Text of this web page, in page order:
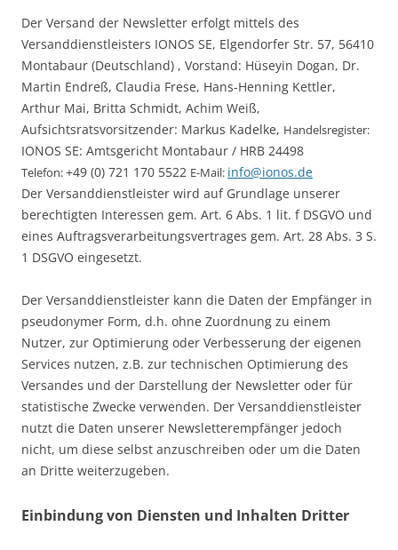
Der Versand der Newsletter erfolgt mittels des
Versanddienstleisters IONOS SE, Elgendorfer Str. 57, 56410
Montabaur (Deutschland) , Vorstand: Hüseyin Dogan, Dr.
Martin Endreß, Claudia Frese, Hans-Henning Kettler,
Arthur Mai, Britta Schmidt, Achim Weiß,
Aufsichtsratsvorsitzender: Markus Kadelke, Handelsregister:
IONOS SE: Amtsgericht Montabaur / HRB 24498
Telefon:+49 (0) 721 170 5522 E-Mail: info@ionos.de
Der Versanddienstleister wird auf Grundlage unserer
berechtigten Interessen gem. Art. 6 Abs. 1 lit. f DSGVO und
eines Auftragsverarbeitungsvertrages gem. Art. 28 Abs. 3 S.
1 DSGVO eingesetzt.
Der Versanddienstleister kann die Daten der Empfänger in
pseudonymer Form, d.h. ohne Zuordnung zu einem
Nutzer, zur Optimierung oder Verbesserung der eigenen
Services nutzen, z.B. zur technischen Optimierung des
Versandes und der Darstellung der Newsletter oder für
statistische Zwecke verwenden. Der Versanddienstleister
nutzt die Daten unserer Newsletterempfänger jedoch
nicht, um diese selbst anzuschreiben oder um die Daten
an Dritte weiterzugeben.
Einbindung von Diensten und Inhalten Dritter